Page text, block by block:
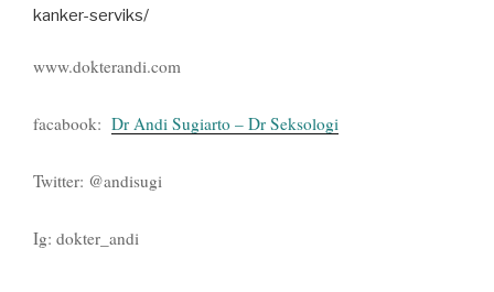
kanker-serviks/
www.dokterandi.com
facabook: Dr Andi Sugiarto – Dr Seksologi
Twitter: @andisugi
Ig: dokter_andi